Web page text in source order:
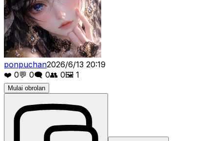
ponpuchan2026/6/13 20:19
❤️ 0💬 0🗨️ 0👥 0🖼️ 1
Mulai obrolan